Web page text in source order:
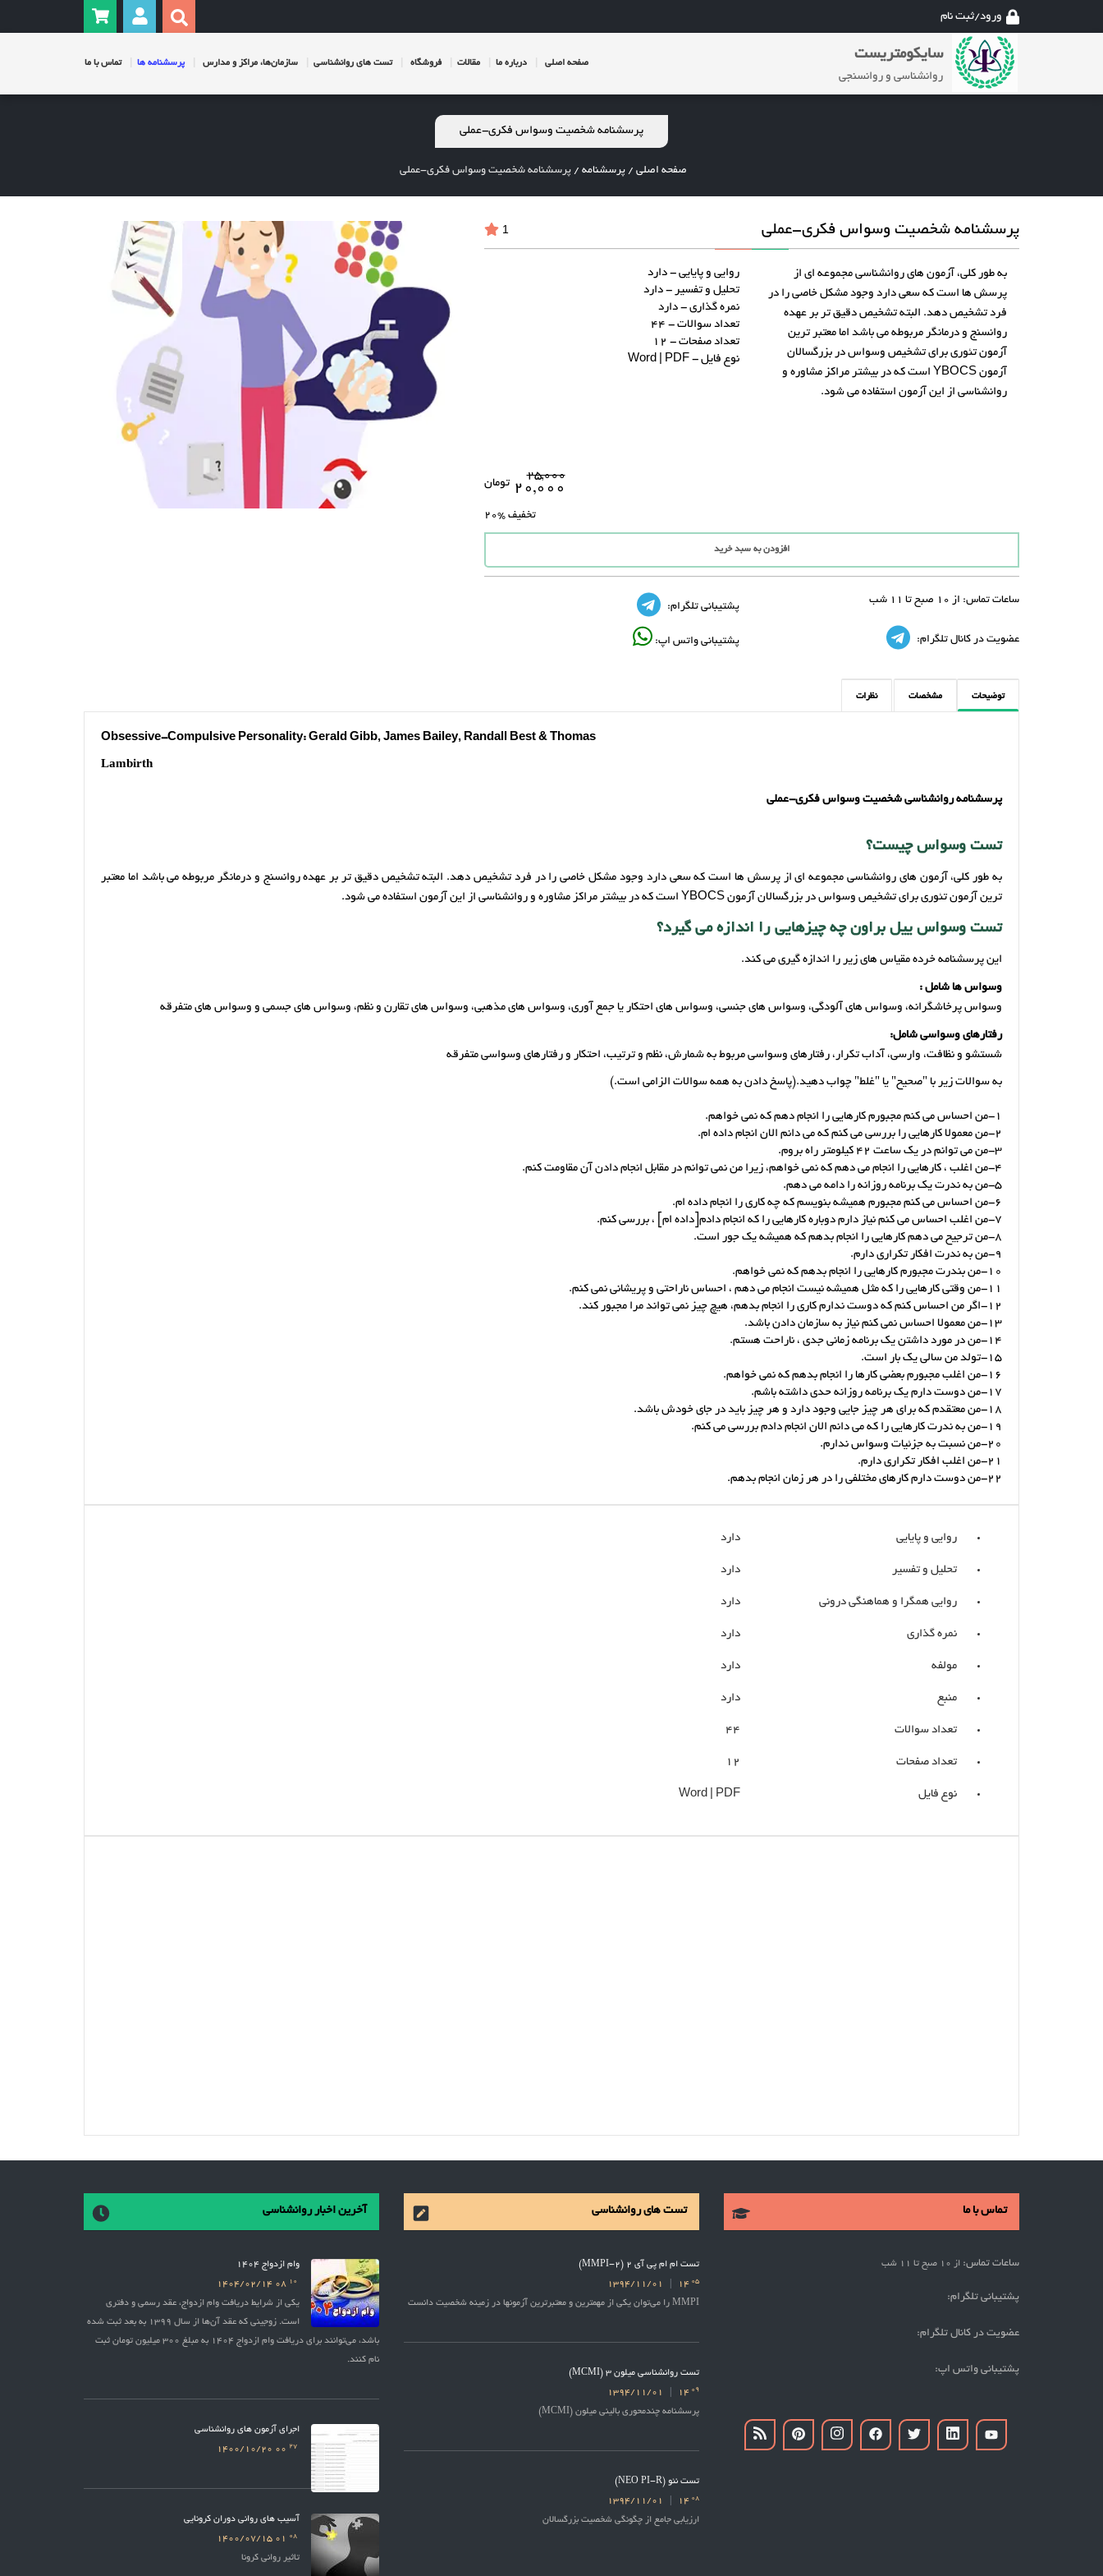
ورود/ثبت نام
سایکومتریست
روانشناسی و روانسنجی
صفحه اصلی درباره ما مقالات فروشگاه تست های روانشناسی سازمان‌ها، مراکز و مدارس پرسشنامه ها تماس با ما
پرسشنامه شخصیت وسواس فکری-عملی
صفحه اصلی / پرسشنامه / پرسشنامه شخصیت وسواس فکری-عملی
پرسشنامه شخصیت وسواس فکری-عملی 1
به طور کلی، آزمون های روانشناسی مجموعه ای از
پرسش ها است که سعی دارد وجود مشکل خاصی را در
فرد تشخیص دهد. البته تشخیص دقیق تر بر عهده
روانسنج و درمانگر مربوطه می باشد اما معتبر ترین
آزمون تئوری برای تشخیص وسواس در بزرگسالان
آزمون YBOCS است که در بیشتر مراکز مشاوره و
روانشناسی از این آزمون استفاده می شود.
روایی و پایایی - دارد
تحلیل و تفسیر - دارد
نمره گذاری - دارد
تعداد سوالات - 44
تعداد صفحات - 12
نوع فایل - Word | PDF
۲۵,۰۰۰
۲۰,۰۰۰ تومان
تخفیف %20
افزودن به سبد خرید
ساعات تماس: از 10 صبح تا 11 شب
پشتیبانی تلگرام:
عضویت در کانال تلگرام: پشتیبانی واتس اپ:
توضیحات مشخصات نظرات
Obsessive-Compulsive Personality: Gerald Gibb‚ James Bailey‚ Randall Best & Thomas
Lambirth
پرسشنامه روانشناسی شخصیت وسواس فکری-عملی
تست وسواس چیست؟
به طور کلی، آزمون های روانشناسی مجموعه ای از پرسش ها است که سعی دارد وجود مشکل خاصی را در فرد تشخیص دهد. البته تشخیص دقیق تر بر عهده روانسنج و درمانگر مربوطه می باشد اما معتبر
ترین آزمون تئوری برای تشخیص وسواس در بزرگسالان آزمون YBOCS است که در بیشتر مراکز مشاوره و روانشناسی از این آزمون استفاده می شود.
تست وسواس ییل براون چه چیزهایی را اندازه می گیرد؟
این پرسشنامه خرده مقیاس های زیر را اندازه گیری می کند.
وسواس ها شامل :
وسواس پرخاشگرانه، وسواس های آلودگی، وسواس های جنسی، وسواس های احتکار یا جمع آوری، وسواس های مذهبی، وسواس های تقارن و نظم، وسواس های جسمی و وسواس های متفرقه
رفتارهای وسواسی شامل:
شستشو و نظافت، وارسی، آداب تکرار، رفتارهای وسواسی مربوط به شمارش، نظم و ترتیب، احتکار و رفتارهای وسواسی متفرقه
به سوالات زیر با "صحیح" یا "غلط" چواب دهید.(پاسخ دادن به همه سوالات الزامی است.)
1-من احساس می کنم مجبورم کارهایی را انجام دهم که نمی خواهم.
2-من معمولا کارهایی را بررسی می کنم که می دانم الان انجام داده ام.
3-من می توانم در یک ساعت 42 کیلومتر راه بروم.
4-من اغلب ، کارهایی را انجام می دهم که نمی خواهم، زیرا من نمی توانم در مقابل انجام دادن آن مقاومت کنم.
5-من به ندرت یک برنامه روزانه را دامه می دهم.
6-من احساس می کنم مجبورم همیشه بنویسم که چه کاری را انجام داده ام.
7-من اغلب احساس می کنم نیاز دارم دوباره کارهایی را که انجام دادم[داده ام] ، بررسی کنم.
8-من ترجیح می دهم کارهایی را انجام بدهم که همیشه یک جور است.
9-من به ندرت افکار تکراری دارم.
10-من بندرت مجبورم کارهایی را انجام بدهم که نمی خواهم.
11-من وقتی کارهایی را که مثل همیشه نیست انجام می دهم ، احساس ناراحتی و پریشانی نمی کنم.
12-اگر من احساس کنم که دوست ندارم کاری را انجام بدهم، هیچ چیز نمی تواند مرا مجبور کند.
13-من معمولا احساس نمی کنم نیاز به سازمان دادن باشد.
14-من در مورد داشتن یک برنامه زمانی جدی ، ناراحت هستم.
15-تولد من سالی یک بار است.
16-من اغلب مجبورم بعضی کارها را انجام بدهم که نمی خواهم.
17-من دوست دارم یک برنامه روزانه حدی داشته باشم.
18-من معتقدم که برای هر چیز جایی وجود دارد و هر چیز باید در جای خودش باشد.
19-من به ندرت کارهایی را که می دانم الان انجام دادم بررسی می کنم.
20-من نسبت به جزئیات وسواس ندارم.
21-من اغلب افکار تکراری دارم.
22-من دوست دارم کارهای مختلفی را در هر زمان انجام بدهم.
روایی و پایایی دارد
تحلیل و تفسیر دارد
روایی همگرا و هماهنگی درونی دارد
نمره گذاری دارد
مولفه دارد
منبع دارد
تعداد سوالات 44
تعداد صفحات 12
نوع فایل Word | PDF
تماس با ما
ساعات تماس: از 10 صبح تا 11 شب
پشتیبانی تلگرام:
عضویت در کانال تلگرام:
پشتیبانی واتس اپ:
تست های روانشناسی
تست ام ام پی آی 2 (MMPI-2)
05
14
1394/11/01
MMPI را می‌توان یکی از مهمترین و معتبرترین آزمونها در زمینه شخصیت دانست
تست روانشناسی میلون 3 (MCMI)
09
14
1394/11/01
پرسشنامه چندمحوری بالینی میلون (MCMI)
تست نئو (NEO PI-R)
08
14
1394/11/01
ارزیابی جامع از چگونگی شخصیت بزرگسالان
آخرین اخبار روانشناسی
وام ازدواج 1404
10
1404/02/14
یکی از شرایط دریافت وام ازدواج، عقد رسمی و دفتری
است. زوجینی که عقد آن‌ها از سال 1399 به بعد ثبت شده
باشد، می‌توانند برای دریافت وام ازدواج 1404 به مبلغ 300 میلیون تومان ثبت
نام کنند.
اجرای آزمون های روانشناسی
27
1400/10/20
آسیب های روانی دوران کرونایی
08
1400/07/15
تاثیر روانی کرونا